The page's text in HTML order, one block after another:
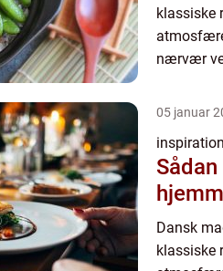
klassiske
nærvær
dyder fra
05 januar
inspiration
Dansk
klassiske